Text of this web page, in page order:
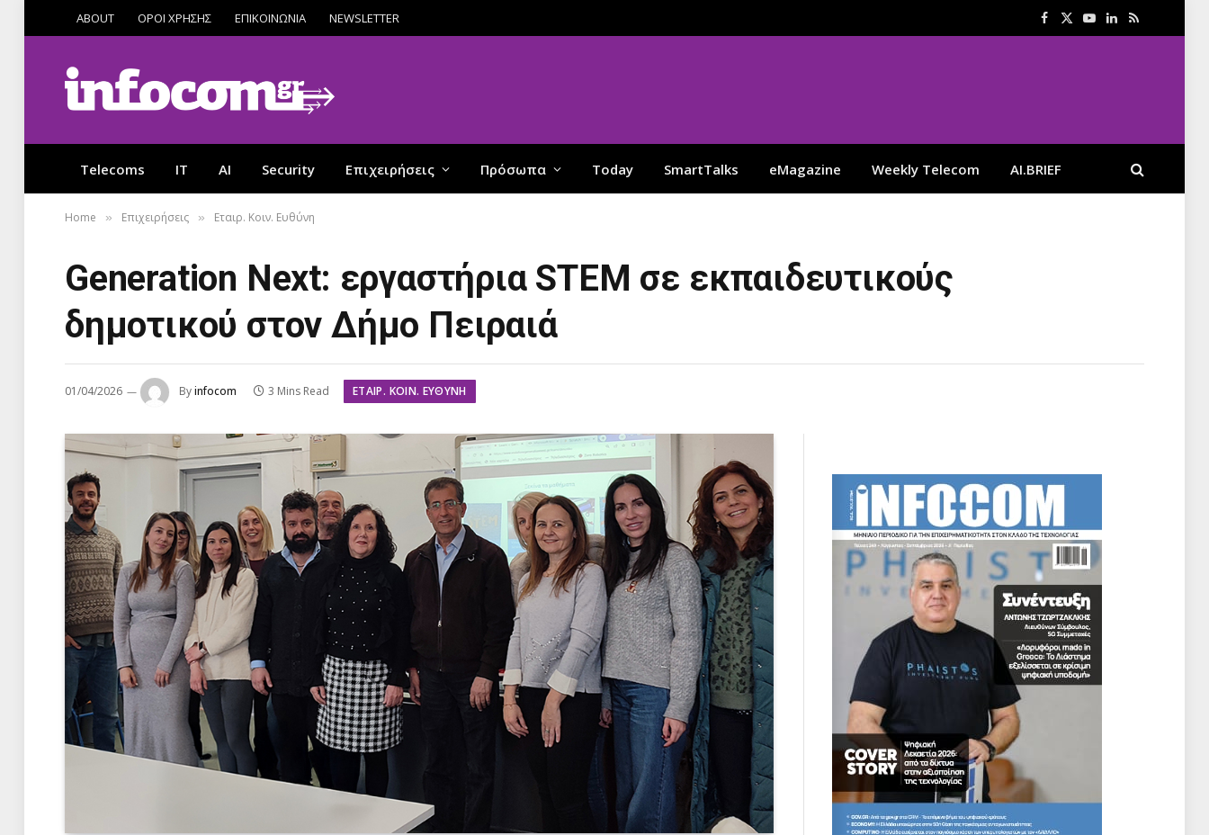
ABOUT ΟΡΟΙ ΧΡΗΣΗΣ ΕΠΙΚΟΙΝΩΝΙΑ NEWSLETTER Facebook
X
YouTube
LinkedIn
RSS
Telecoms IT AI Security Επιχειρήσεις Πρόσωπα Today SmartTalks eMagazine Weekly Telecom AI.BRIEF
Home » Επιχειρήσεις » Εταιρ. Κοιν. Ευθύνη
Generation Next: εργαστήρια STEM σε εκπαιδευτικούς
δημοτικού στον Δήμο Πειραιά
01/04/2026 Byinfocom 3 Mins Read ΕΤΑΙΡ. ΚΟΙΝ. ΕΥΘΎΝΗ